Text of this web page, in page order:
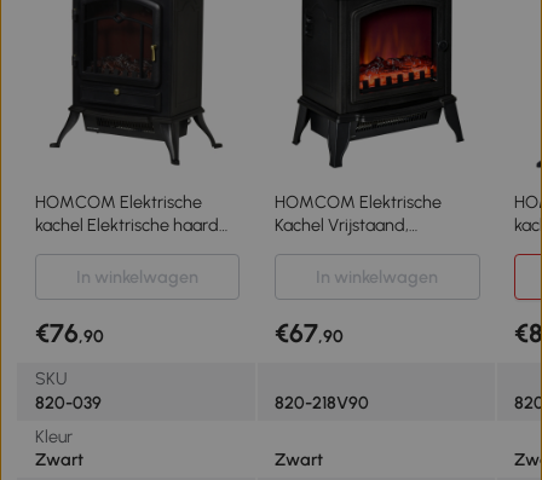
HOMCOM Elektrische
kachel Elektrische haard
thermostaat
HOMCOM Elektrische
Kachel Vrijstaand,
Verwarmingsmodi
1000W/2000W, Gehard
cm
In winkelwagen In winkelwagen
€76,90 €67,90
SKU
820-039
820-218V90
Kleur
Zwart
Zwart